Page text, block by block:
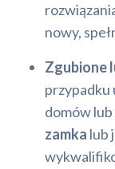
nowy,
Zgubione
przypadku
domów
zamka lub